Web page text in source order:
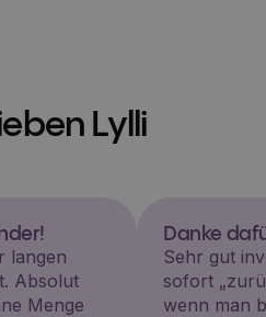
Lylli
langen
Absolut
Menge
Danke
Sehr gut
sofort
wenn man